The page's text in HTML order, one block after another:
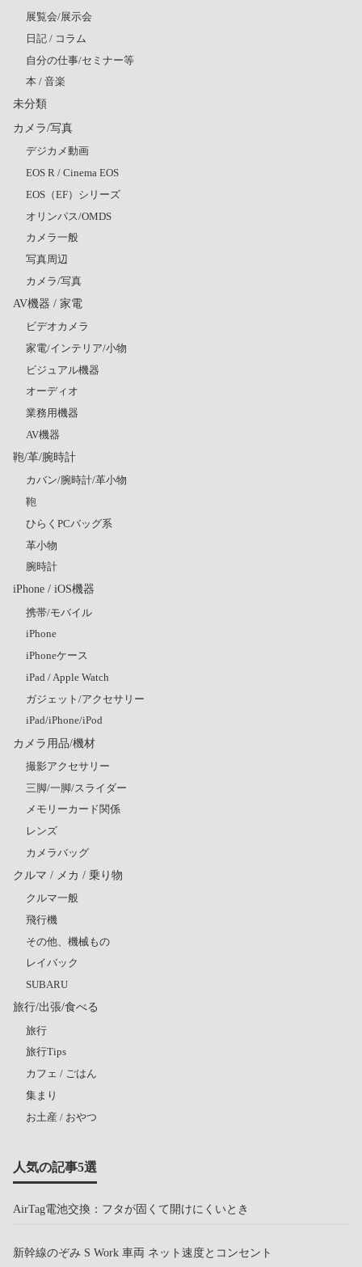
展覧会/展示会
日記 / コラム
自分の仕事/セミナー等
本 / 音楽
未分類
カメラ/写真
デジカメ動画
EOS R / Cinema EOS
EOS（EF）シリーズ
オリンパス/OMDS
カメラ一般
写真周辺
カメラ/写真
AV機器 / 家電
ビデオカメラ
家電/インテリア/小物
ビジュアル機器
オーディオ
業務用機器
AV機器
鞄/革/腕時計
カバン/腕時計/革小物
鞄
ひらくPCバッグ系
革小物
腕時計
iPhone / iOS機器
携帯/モバイル
iPhone
iPhoneケース
iPad / Apple Watch
ガジェット/アクセサリー
iPad/iPhone/iPod
カメラ用品/機材
撮影アクセサリー
三脚/一脚/スライダー
メモリーカード関係
レンズ
カメラバッグ
クルマ / メカ / 乗り物
クルマ一般
飛行機
その他、機械もの
レイバック
SUBARU
旅行/出張/食べる
旅行
旅行Tips
カフェ / ごはん
集まり
お土産 / おやつ
人気の記事5選
AirTag電池交換：フタが固くて開けにくいとき
新幹線のぞみ S Work 車両 ネット速度とコンセント